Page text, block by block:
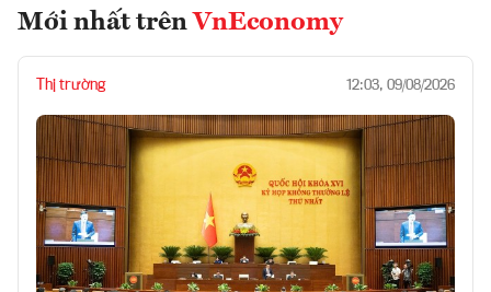
Mới nhất trên VnEconomy
Thị trường 12:03, 09/08/2026